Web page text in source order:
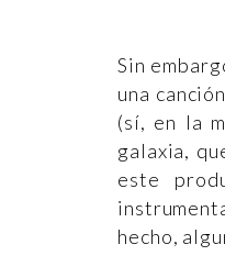
Sin
una
(sí, en la
galaxia,
este
hecho,